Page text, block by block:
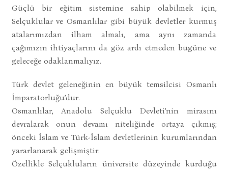
Güçlü bir eğitim sistemine sahip olabilmek için,
Selçuklular ve Osmanlılar gibi büyük devletler kurmuş
atalarımızdan ilham almalı, ama aynı zamanda
çağımızın ihtiyaçlarını da göz ardı etmeden bugüne ve
geleceğe odaklanmalıyız.
Türk devlet geleneğinin en büyük temsilcisi Osmanlı
İmparatorluğu’dur.
Osmanlılar, Anadolu Selçuklu Devleti’nin mirasını
devralarak onun devamı niteliğinde ortaya çıkmış;
önceki İslam ve Türk-İslam devletlerinin kurumlarından
yararlanarak gelişmiştir.
Özellikle Selçukluların üniversite düzeyinde kurduğu